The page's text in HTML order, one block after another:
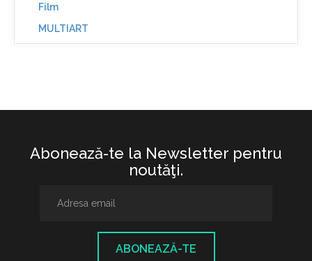
Film
MULTIART
Abonează-te la Newsletter pentru
noutăţi.
ABONEAZĂ-TE